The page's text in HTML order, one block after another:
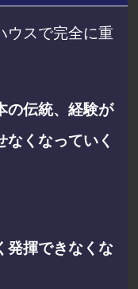
ウスで完全に重
の伝統、経験が
くなっていく
発揮できなくな